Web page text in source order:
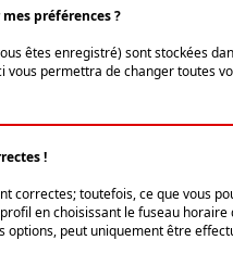
préférences ?
êtes enregistré) sont stockées
vous permettra de changer toutes
!
correctes; toutefois, ce que vous
en choisissant le fuseau
options, peut uniquement être